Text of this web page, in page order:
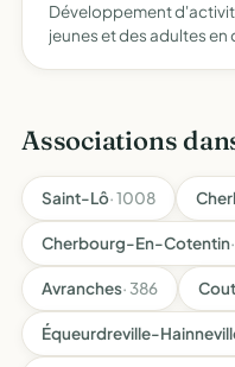
Développement
jeunes et des adultes
Associations
Saint-Lô· 1008
Cherbourg-En-Cotentin
Avranches· 386
Équeurdreville-